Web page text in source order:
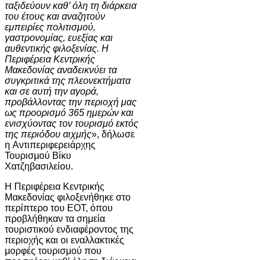
ταξιδεύουν καθ’ όλη τη διάρκεια
του έτους και αναζητούν
εμπειρίες πολιτισμού,
γαστρονομίας, ευεξίας και
αυθεντικής φιλοξενίας. Η
Περιφέρεια Κεντρικής
Μακεδονίας αναδεικνύει τα
συγκριτικά της πλεονεκτήματα
και σε αυτή την αγορά,
προβάλλοντας την περιοχή μας
ως προορισμό 365 ημερών και
ενισχύοντας τον τουρισμό εκτός
της περιόδου αιχμής», δήλωσε
η Αντιπεριφερειάρχης
Τουρισμού Βίκυ
Χατζηβασιλείου.
Η Περιφέρεια Κεντρικής
Μακεδονίας φιλοξενήθηκε στο
περίπτερο του ΕΟΤ, όπου
προβλήθηκαν τα σημεία
τουριστικού ενδιαφέροντος της
περιοχής και οι εναλλακτικές
μορφές τουρισμού που